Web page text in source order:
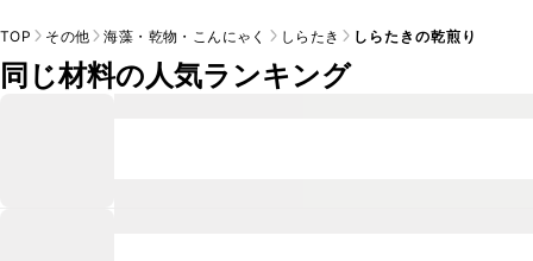
TOP その他 海藻・乾物・こんにゃく しらたき しらたきの乾煎り
同じ材料の人気ランキング